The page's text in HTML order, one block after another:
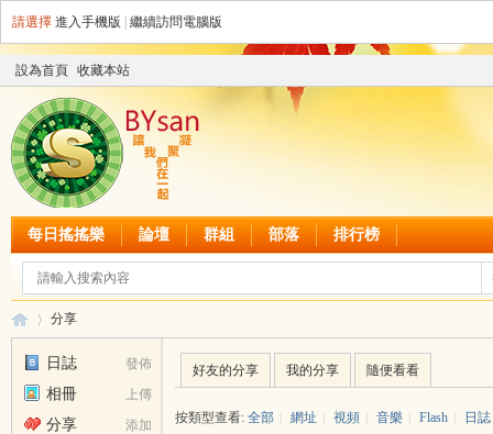
請選擇 進入手機版 繼續訪問電腦版
設為首頁 收藏本站
每日搖搖樂 論壇 群組 部落 排行榜
分享
發佈
日誌
上傳
相冊
添加
分享
好友的分享 我的分享 隨便看看
按類型查看: 全部 網址 視頻 音樂 Flash 日誌